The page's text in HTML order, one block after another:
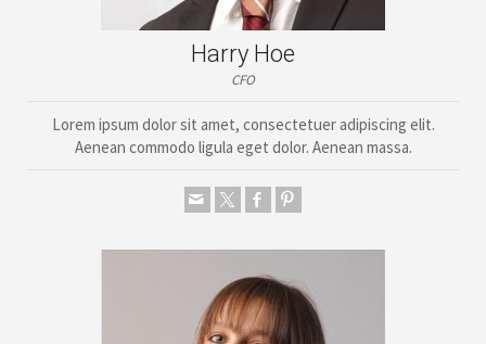
Harry Hoe
CFO
Lorem ipsum dolor sit amet, consectetuer adipiscing elit.
Aenean commodo ligula eget dolor. Aenean massa.